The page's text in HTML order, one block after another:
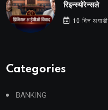
रिइन्स्योरेन्सले
10 दिन अगाडी
Categories
BANKING